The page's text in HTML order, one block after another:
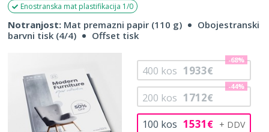
Enostranska mat plastifikacija 1/0
Notranjost: Mat premazni papir (110 g)
Obojestranski
barvni tisk (4/4)
Offset tisk
100 kos 1531€
200 kos 1712€
-44%
400 kos 1933€
-68%